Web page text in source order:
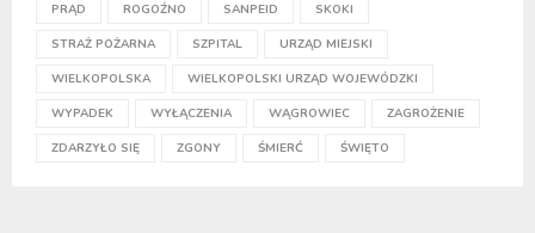
PRĄD ROGOŹNO SANPEID SKOKI
STRAŻ POŻARNA SZPITAL URZĄD MIEJSKI
WIELKOPOLSKA WIELKOPOLSKI URZĄD WOJEWÓDZKI
WYPADEK WYŁĄCZENIA WĄGROWIEC ZAGROŻENIE
ZDARZYŁO SIĘ ZGONY ŚMIERĆ ŚWIĘTO